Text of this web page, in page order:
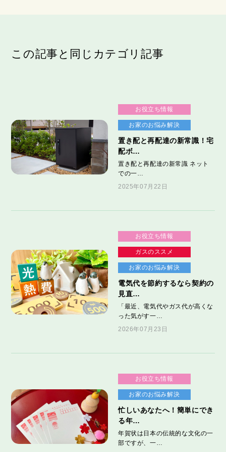
この記事と同じカテゴリ記事
お役立ち情報
お家のお悩み解決
置き配と再配達の新常識！宅
配ボ…
置き配と再配達の新常識 ネット
での一…
2025年07月22日
お役立ち情報
ガスのススメ
お家のお悩み解決
電気代を節約するなら契約の
見直…
「最近、電気代やガス代が高くな
った気がす一…
2026年07月23日
お役立ち情報
お家のお悩み解決
忙しいあなたへ！簡単にでき
る年…
年賀状は日本の伝統的な文化の一
部ですが、一…